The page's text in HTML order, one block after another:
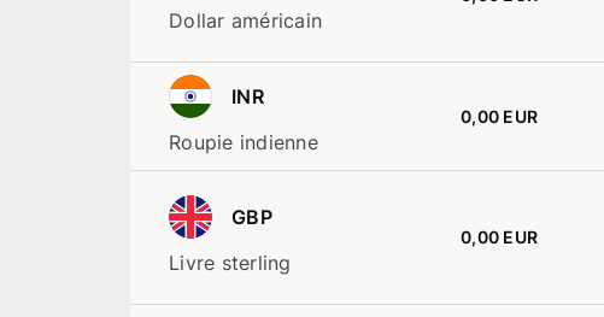
frais
service
Dollar américain
INR
Roupie indienne
0,00 EUR
GBP
Livre sterling
0,00 EUR